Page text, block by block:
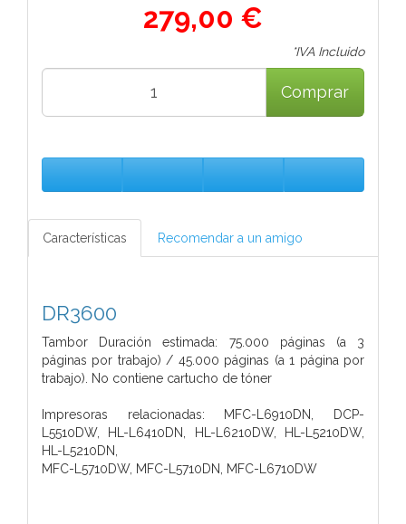
279,00 €
*IVA Incluido
Comprar
Características Recomendar a un amigo
DR3600
Tambor Duración estimada: 75.000 páginas (a 3
páginas por trabajo) / 45.000 páginas (a 1 página por
trabajo). No contiene cartucho de tóner
Impresoras relacionadas: MFC-L6910DN, DCP-
L5510DW, HL-L6410DN, HL-L6210DW, HL-L5210DW,
HL-L5210DN,
MFC-L5710DW, MFC-L5710DN, MFC-L6710DW